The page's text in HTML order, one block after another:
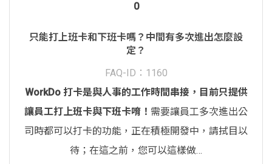
0
只能打上班卡和下班卡嗎？中間有多次進出怎麼設
定？
FAQ-ID：1160
WorkDo 打卡是與人事的工作時間串接，目前只提供
讓員工打上班卡與下班卡唷！ 需要讓員工多次進出公
司時都可以打卡的功能，正在積極開發中，請拭目以
待；在這之前，您可以這樣做…